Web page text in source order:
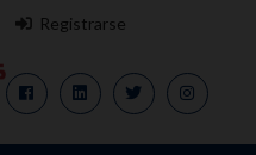
Registrarse